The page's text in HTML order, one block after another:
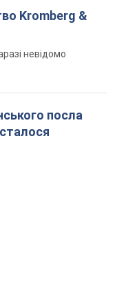
Kromberg &
невідомо
посла